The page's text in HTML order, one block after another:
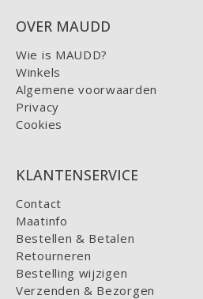
OVER MAUDD
Wie is MAUDD?
Winkels
Algemene voorwaarden
Privacy
Cookies
KLANTENSERVICE
Contact
Maatinfo
Bestellen & Betalen
Retourneren
Bestelling wijzigen
Verzenden & Bezorgen